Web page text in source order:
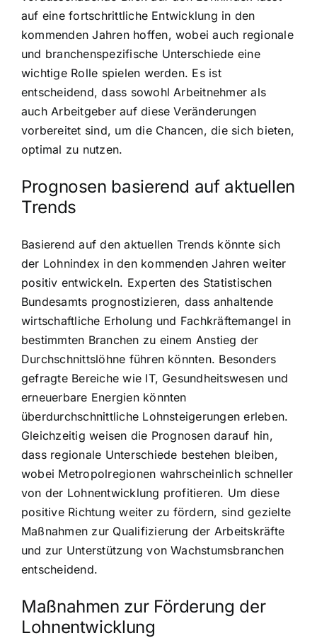
auf eine fortschrittliche Entwicklung in den
kommenden Jahren hoffen, wobei auch regionale
und branchenspezifische Unterschiede eine
wichtige Rolle spielen werden. Es ist
entscheidend, dass sowohl Arbeitnehmer als
auch Arbeitgeber auf diese Veränderungen
vorbereitet sind, um die Chancen, die sich bieten,
optimal zu nutzen.
Prognosen basierend auf aktuellen
Trends
Basierend auf den aktuellen Trends könnte sich
der Lohnindex in den kommenden Jahren weiter
positiv entwickeln. Experten des Statistischen
Bundesamts prognostizieren, dass anhaltende
wirtschaftliche Erholung und Fachkräftemangel in
bestimmten Branchen zu einem Anstieg der
Durchschnittslöhne führen könnten. Besonders
gefragte Bereiche wie IT, Gesundheitswesen und
erneuerbare Energien könnten
überdurchschnittliche Lohnsteigerungen erleben.
Gleichzeitig weisen die Prognosen darauf hin,
dass regionale Unterschiede bestehen bleiben,
wobei Metropolregionen wahrscheinlich schneller
von der Lohnentwicklung profitieren. Um diese
positive Richtung weiter zu fördern, sind gezielte
Maßnahmen zur Qualifizierung der Arbeitskräfte
und zur Unterstützung von Wachstumsbranchen
entscheidend.
Maßnahmen zur Förderung der
Lohnentwicklung